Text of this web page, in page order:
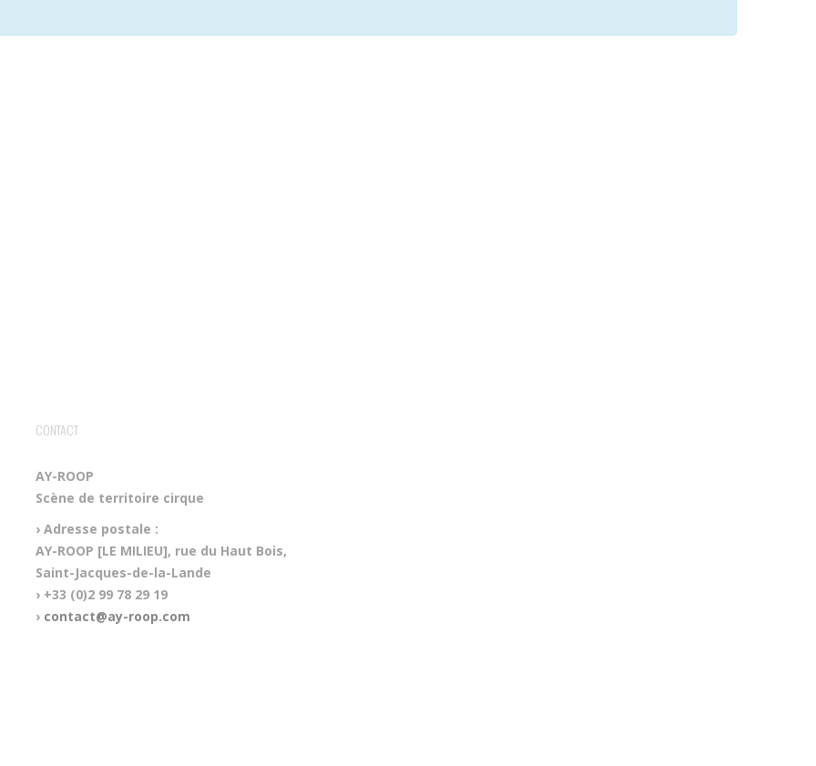
CONTACT
AY-ROOP
Scène de territoire cirque
› Adresse postale :
AY-ROOP [LE MILIEU], rue du Haut Bois,
Saint-Jacques-de-la-Lande
› +33 (0)2 99 78 29 19
› contact@ay-roop.com